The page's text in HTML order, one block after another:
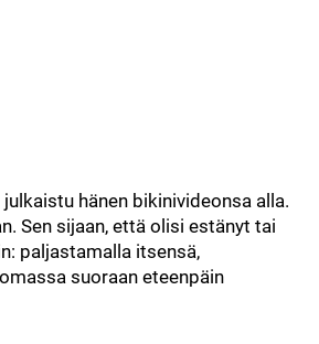
hänen bikinivideonsa alla.
Sen sijaan, että olisi estänyt tai
paljastamalla itsensä,
suoraan eteenpäin